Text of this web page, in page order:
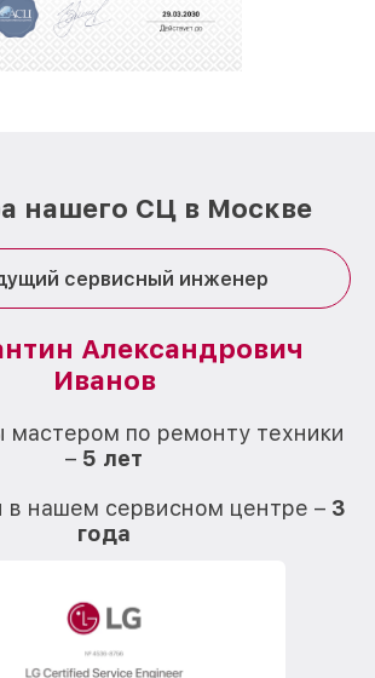
день делать наш сервис еще
нашего СЦ в Москве
сервисный инженер
Александрович
Иванов
мастером по ремонту техники
– 5 лет
в нашем сервисном центре – 3
года